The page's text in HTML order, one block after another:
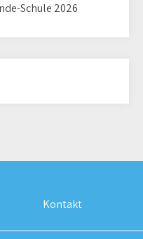
Schule 2026
Kontakt